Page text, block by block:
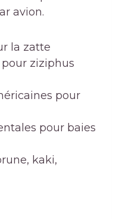
avion.
la zatte
ziziphus
pour
pour baies
kaki,